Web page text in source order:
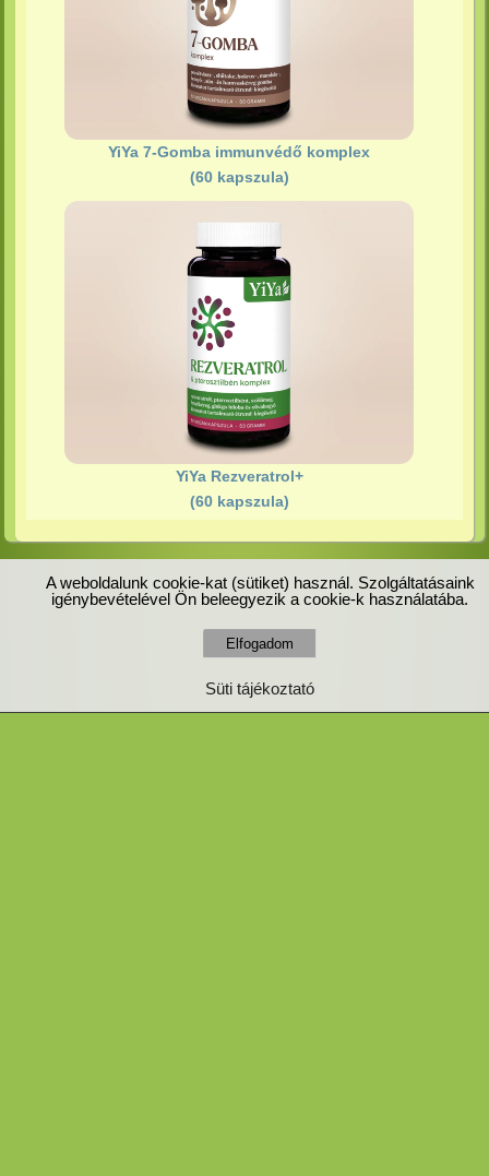
YiYa 7-Gomba immunvédő komplex
(60 kapszula)
YiYa Rezveratrol+
(60 kapszula)
A weboldalunk cookie-kat (sütiket) használ. Szolgáltatásaink
igénybevételével Ön beleegyezik a cookie-k használatába.
Süti tájékoztató